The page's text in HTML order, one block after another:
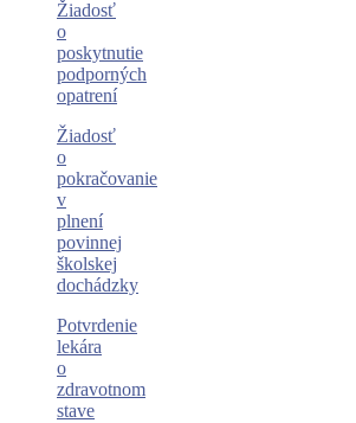
Žiadosť
o
poskytnutie
podporných
opatrení
Žiadosť
o
pokračovanie
v
plnení
povinnej
školskej
dochádzky
Potvrdenie
lekára
o
zdravotnom
stave